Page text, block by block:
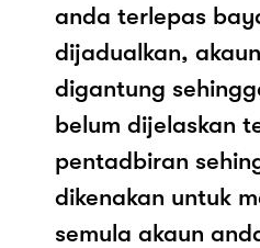
anda terlepas
dijadualkan,
digantung
belum dijelaskan
pentadbiran
dikenakan untuk
semula akaun